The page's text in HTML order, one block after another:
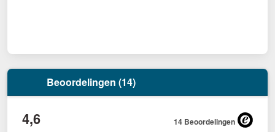
Beoordelingen (14)
4,6 14 Beoordelingen